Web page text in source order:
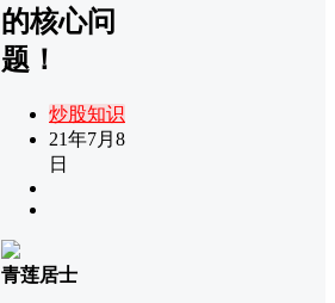
的核心问
题！
炒股知识
21年7月8
日
青莲居士